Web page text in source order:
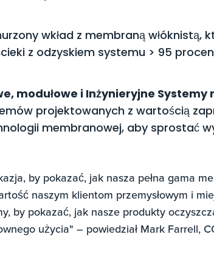
wkład z membraną włóknistą,
z odzyskiem systemu > 95
modułowe i Inżynieryjne
projektowanych z wartością
membranowej, aby sprostać
by pokazać, jak nasza pełna gama
naszym klientom przemysłowym i
by pokazać, jak nasze produkty
użycia" – powiedział Mark Farrell,